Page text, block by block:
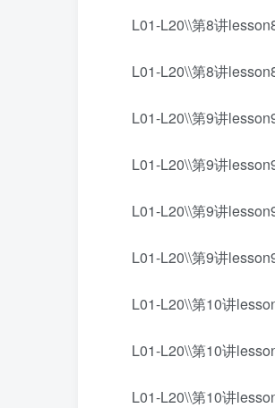
L01-L20\\第8讲
L01-L20\\第8讲
L01-L20\\第9讲
L01-L20\\第9讲
L01-L20\\第9讲
L01-L20\\第9讲
L01-L20\\第10讲
L01-L20\\第10讲
L01-L20\\第10讲